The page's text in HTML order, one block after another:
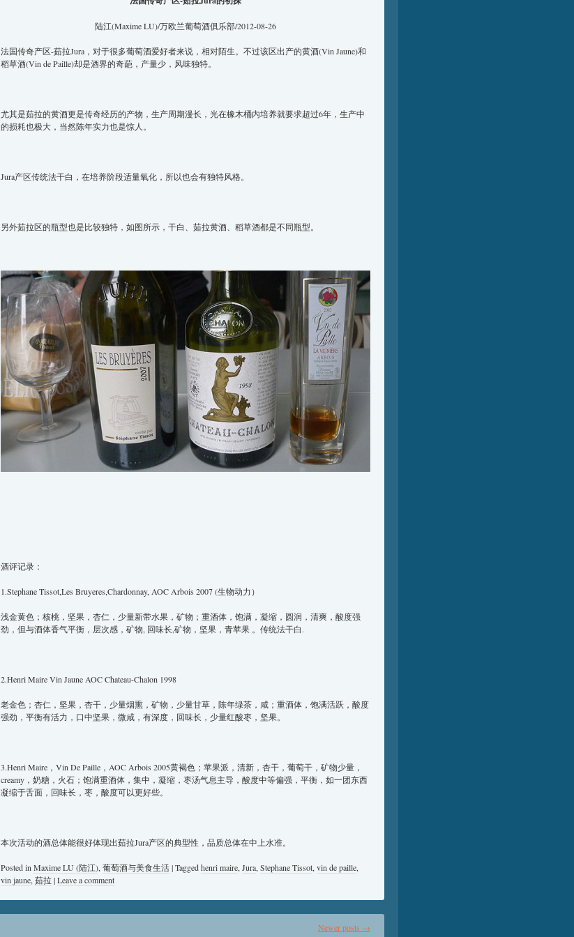
陆江(Maxime LU)/万欧兰葡萄酒俱乐部/2012-08-26
法国传奇产区-茹拉Jura，对于很多葡萄酒爱好者来说，相对陌生。不过该区出产的黄酒(Vin Jaune)和
稻草酒(Vin de Paille)却是酒界的奇葩，产量少，风味独特。
尤其是茹拉的黄酒更是传奇经历的产物，生产周期漫长，光在橡木桶内培养就要求超过6年，生产中
的损耗也极大，当然陈年实力也是惊人。
Jura产区传统法干白，在培养阶段适量氧化，所以也会有独特风格。
另外茹拉区的瓶型也是比较独特，如图所示，干白、茹拉黄酒、稻草酒都是不同瓶型。
酒评记录：
1.Stephane Tissot,Les Bruyeres,Chardonnay, AOC Arbois 2007 (生物动力）
浅金黄色；核桃，坚果，杏仁，少量新带水果，矿物；重酒体，饱满，凝缩，圆润，清爽，酸度强
劲，但与酒体香气平衡，层次感，矿物, 回味长,矿物，坚果，青苹果 。传统法干白.
2.Henri Maire Vin Jaune AOC Chateau-Chalon 1998
老金色；杏仁，坚果，杏干，少量烟熏，矿物，少量甘草，陈年绿茶，咸；重酒体，饱满活跃，酸度
强劲，平衡有活力，口中坚果，微咸，有深度，回味长，少量红酸枣，坚果。
3.Henri Maire，Vin De Paille，AOC Arbois 2005黄褐色；苹果派，清新，杏干，葡萄干，矿物少量，
creamy，奶糖，火石；饱满重酒体，集中，凝缩，枣汤气息主导，酸度中等偏强，平衡，如一团东西
凝缩于舌面，回味长，枣，酸度可以更好些。
本次活动的酒总体能很好体现出茹拉Jura产区的典型性，品质总体在中上水准。
Posted in Maxime LU (陆江), 葡萄酒与美食生活|Taggedhenri maire, Jura, Stephane Tissot, vin de paille,
vin jaune, 茹拉|Leave a comment
Newer posts →